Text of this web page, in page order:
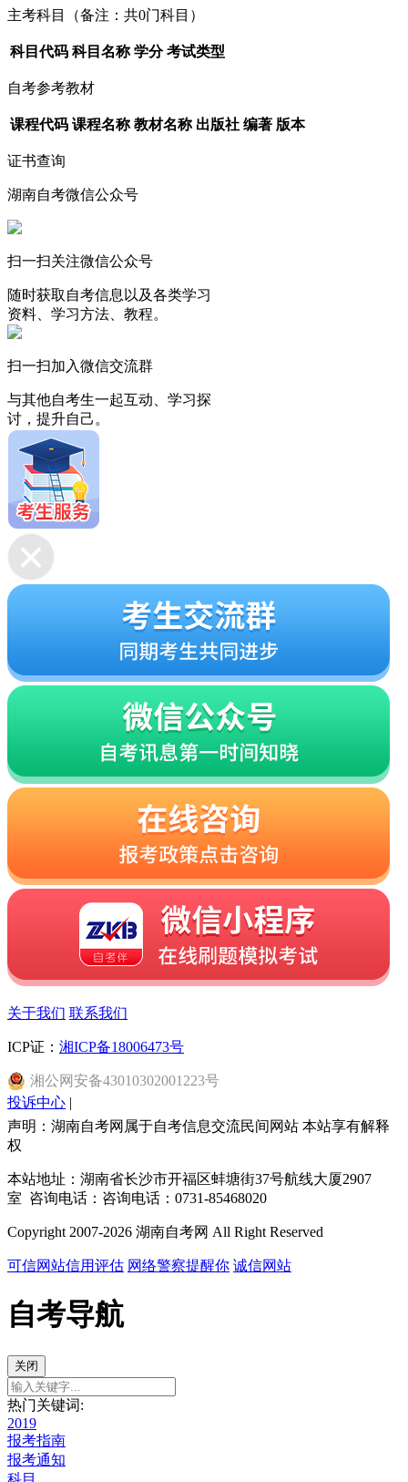
主考科目 （备注：共0门科目）
科目代码 科目名称 学分 考试类型
自考参考教材
课程代码 课程名称 教材名称 出版社 编著 版本
证书查询
湖南自考微信公众号
扫一扫关注微信公众号
随时获取自考信息以及各类学习
资料、学习方法、教程。
扫一扫加入微信交流群
与其他自考生一起互动、学习探
讨，提升自己。
关于我们 联系我们
ICP证： 湘ICP备18006473号
湘公网安备43010302001223号
投诉中心 |
声明：湖南自考网属于自考信息交流民间网站 本站享有解释
权
本站地址：湖南省长沙市开福区蚌塘街37号航线大厦2907
室 咨询电话：咨询电话：0731-85468020
Copyright 2007-2026 湖南自考网 All Right Reserved
可信网站信用评估 网络警察提醒你 诚信网站
自考导航
关闭
热门关键词:
2019
报考指南
报考通知
科目